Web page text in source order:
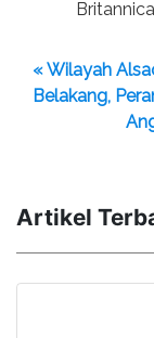
« Wilayah
Belakang,
Artikel